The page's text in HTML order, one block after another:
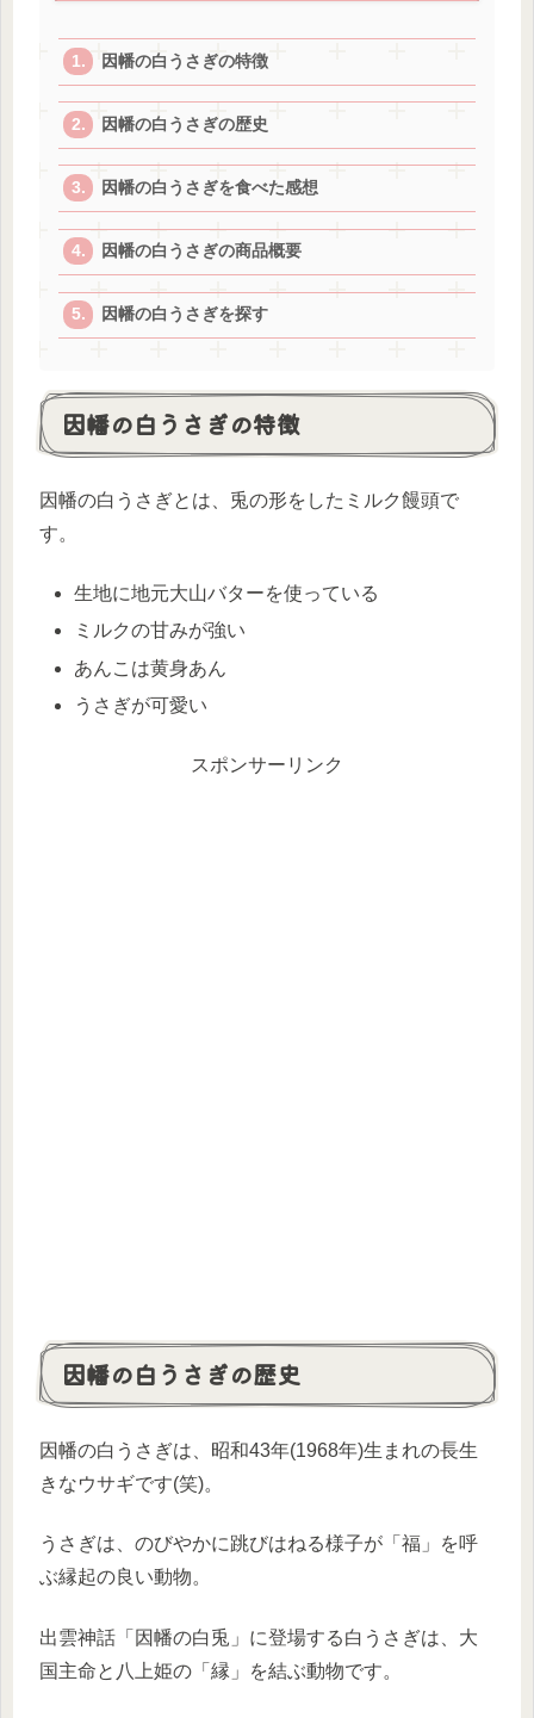
因幡の白うさぎの特徴
因幡の白うさぎの歴史
因幡の白うさぎを食べた感想
因幡の白うさぎの商品概要
因幡の白うさぎを探す
因幡の白うさぎの特徴
因幡の白うさぎとは、兎の形をしたミルク饅頭で
す。
生地に地元大山バターを使っている
ミルクの甘みが強い
あんこは黄身あん
うさぎが可愛い
スポンサーリンク
因幡の白うさぎの歴史
因幡の白うさぎは、昭和43年(1968年)生まれの長生
きなウサギです(笑)。
うさぎは、のびやかに跳びはねる様子が「福」を呼
ぶ縁起の良い動物。
出雲神話「因幡の白兎」に登場する白うさぎは、大
国主命と八上姫の「縁」を結ぶ動物です。